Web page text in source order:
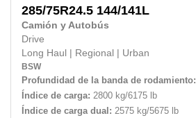
285/75R24.5 144/141L
Camión y Autobús
Drive
Long Haul
Regional Urban
BSW
Profundidad de la banda de rodamiento:
Índice de carga: 2800 kg/6175 lb
Índice de carga dual: 2575 kg/5675 lb